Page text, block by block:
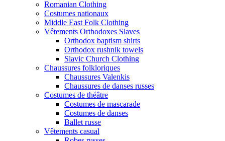
Romanian Clothing
Costumes nationaux
Middle East Folk Clothing
Vêtements Orthodoxes Slaves
Orthodox baptism shirts
Orthodox rushnik towels
Slavic Church Clothing
Chaussures folkloriques
Chaussures Valenkis
Chaussures de danses russes
Costumes de théâtre
Costumes de mascarade
Costumes de danses
Ballet russe
Vêtements casual